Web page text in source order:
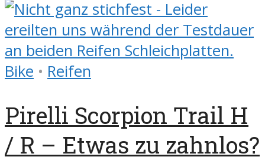
Bike • Reifen
Pirelli Scorpion Trail H
/ R – Etwas zu zahnlos?